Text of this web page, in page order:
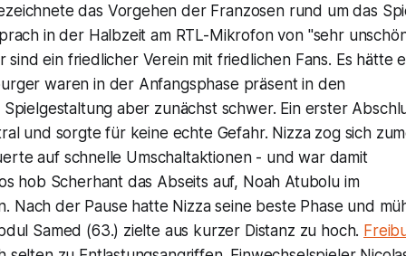
das Vorgehen der Franzosen rund um das
in der Halbzeit am RTL-Mikrofon von "sehr
sind ein friedlicher Verein mit friedlichen Fans. Es hätte
waren in der Anfangsphase präsent in den
aber zunächst schwer. Ein erster
und sorgte für keine echte Gefahr. Nizza zog sich
auf schnelle Umschaltaktionen - und war damit
hob Scherhant das Abseits auf, Noah Atubolu im
Nach der Pause hatte Nizza seine beste Phase und
Samed (63.) zielte aus kurzer Distanz zu hoch.